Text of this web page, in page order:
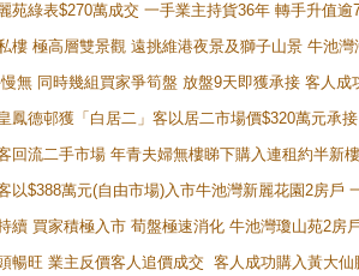
苑綠表$270萬成交 一手業主持貨36年 轉手升值逾
樓 極高層雙景觀 遠挑維港夜景及獅子山景 牛池
無 同時幾組買家爭筍盤 放盤9天即獲承接 客人
鳳德邨獲「白居二」客以居二市場價$320萬元承接
回流二手市場 年青夫婦無樓睇下購入連租約半新
以$388萬元(自由市場)入市牛池灣新麗花園2房戶
續 買家積極入市 荀盤極速消化 牛池灣瓊山苑2房
暢旺 業主反價客人追價成交 客人成功購入黃大